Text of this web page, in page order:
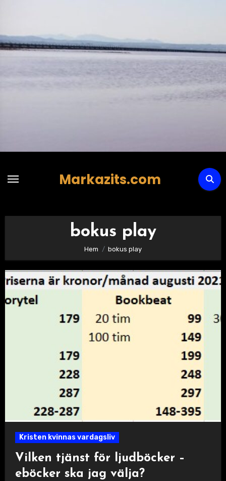
innehåll
Markazits.com
bokus play
Hem bokus play
Kristen kvinnas vardagsliv
Vilken tjänst för ljudböcker –
eböcker ska jag välja?